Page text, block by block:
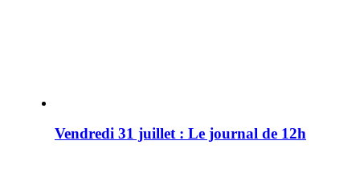
Vendredi 31 juillet : Le journal de 12h